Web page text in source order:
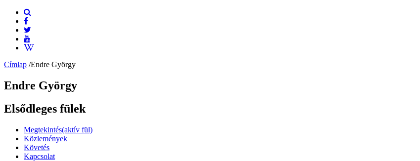
Címlap /Endre György
Endre György
Elsődleges fülek
Megtekintés(aktív fül)
Közlemények
Követés
Kapcsolat